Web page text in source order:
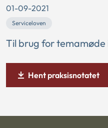
01-09-2021
Serviceloven
Til brug for temamøde
Hent praksisnotatet